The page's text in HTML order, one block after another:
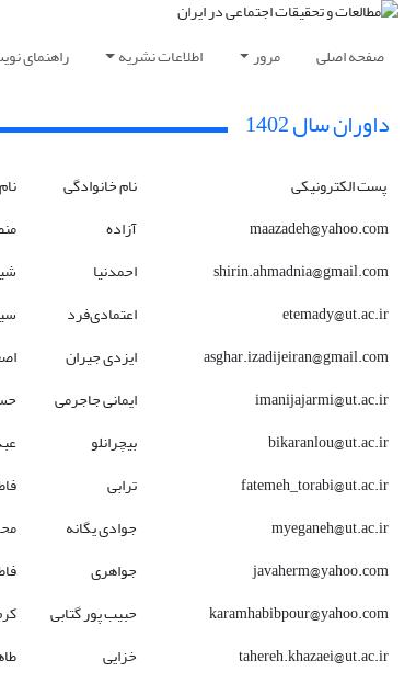
صفحه اصلی مرور اطلاعات نشریه راهنمای
داوران سال 1402
پست الکترونیکی نام خانوادگی
نام
maazadeh@yahoo.com
آزاده
shirin.ahmadnia@gmail.com
احمدنیا
etemady@ut.ac.ir
اعتمادی‌فرد
asghar.izadijeiran@gmail.com
ایزدی جیران
imanijajarmi@ut.ac.ir
ایمانی جاجرمی
bikaranlou@ut.ac.ir
بیچرانلو
fatemeh_torabi@ut.ac.ir
ترابی
myeganeh@ut.ac.ir
جوادی یگانه
javaherm@yahoo.com
جواهری
karamhabibpour@yahoo.com
حبیب پور گتابی
tahereh.khazaei@ut.ac.ir
خزایی